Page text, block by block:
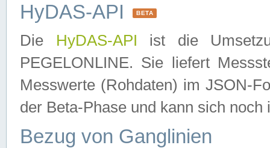
HyDAS-API BETA
Die HyDAS-API ist die
PEGELONLINE. Sie liefert
Messwerte (Rohdaten) im JSON-
der Beta-Phase und kann sich noch
Bezug von Ganglinien